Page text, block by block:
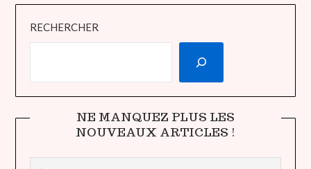
RECHERCHER
NE MANQUEZ PLUS LES
NOUVEAUX ARTICLES !